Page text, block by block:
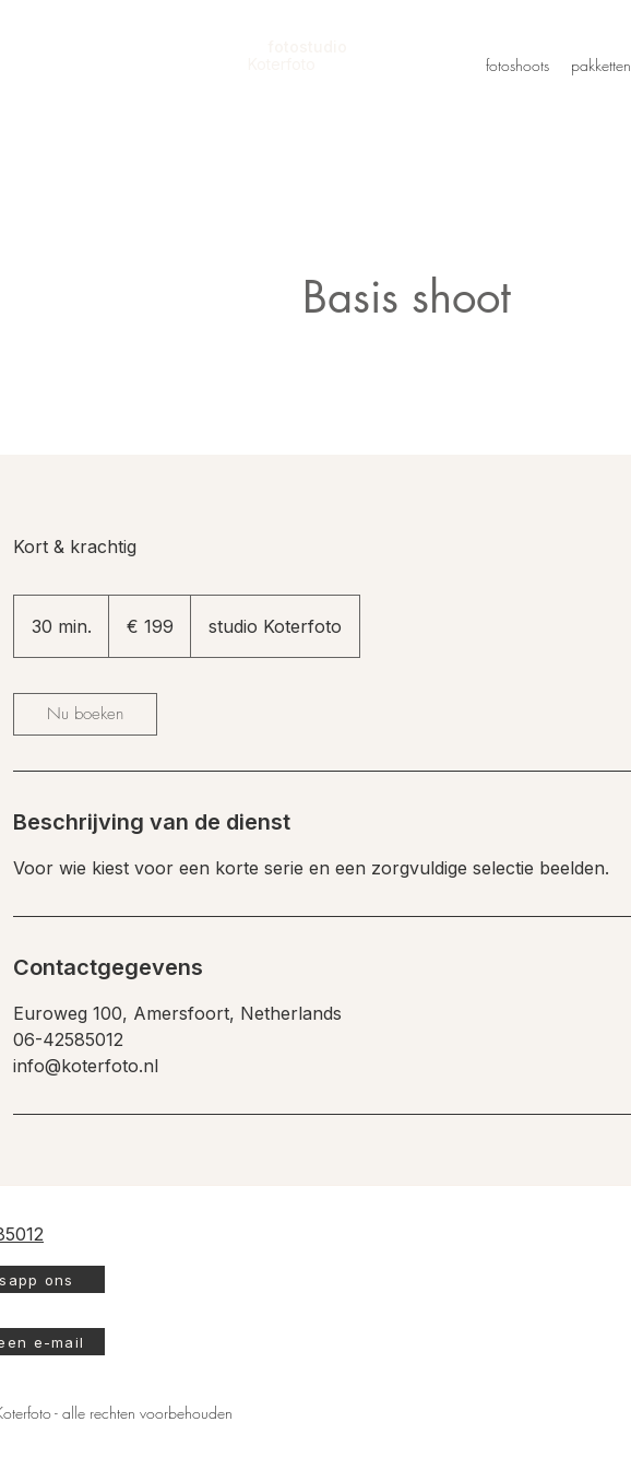
fotoshoots pakketten
Basis shoot
Kort & krachtig
30 min.
0
n
€ 199 studio Koterfoto
Nu boeken
Beschrijving van de dienst
Voor wie kiest voor een korte serie en een zorgvuldige selectie beelden.
Contactgegevens
Euroweg 100, Amersfoort, Netherlands
06-42585012
info@koterfoto.nl
ons
e-mail
- alle rechten voorbehouden